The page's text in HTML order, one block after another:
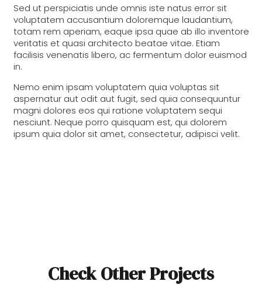
Sed ut perspiciatis unde omnis iste natus error sit
voluptatem accusantium doloremque laudantium,
totam rem aperiam, eaque ipsa quae ab illo inventore
veritatis et quasi architecto beatae vitae. Etiam
facilisis venenatis libero, ac fermentum dolor euismod
in.
Nemo enim ipsam voluptatem quia voluptas sit
aspernatur aut odit aut fugit, sed quia consequuntur
magni dolores eos qui ratione voluptatem sequi
nesciunt. Neque porro quisquam est, qui dolorem
ipsum quia dolor sit amet, consectetur, adipisci velit.
Check Other Projects